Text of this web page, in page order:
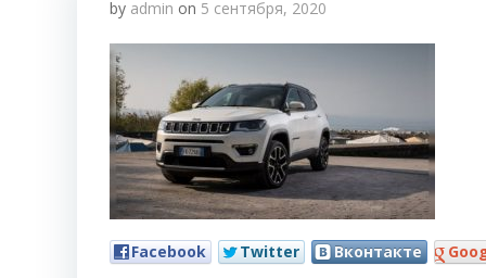
by admin on 5 сентября, 2020
Facebook Twitter Вконтакте